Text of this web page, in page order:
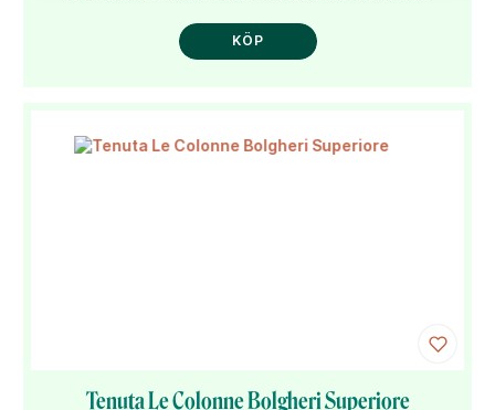
KÖP
Tenuta Le Colonne Bolgheri Superiore